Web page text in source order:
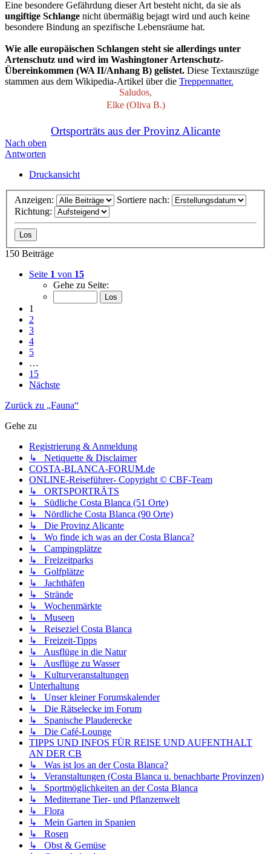
Eine besondere Gefährdung dieser Art besteht nicht, da sie als
ungiftige Schlange nicht übermäßig bejagt wird und auch keine
besondere Bindung an spezifische Lebensräume hat.
Wie alle europäischen Schlangen steht sie allerdings unter
Artenschutz und wird im Washingtoner Artenschutz-
Übereinkommen (WA II/Anhang B) gelistet. Diese Textauszüge
stammen aus dem Wikipedia-Artikel über die Treppennatter.
Saludos,
Elke (Oliva B.)
Ortsporträts aus der Provinz Alicante
Nach oben
Antworten
Druckansicht
Anzeigen:
Sortiere nach:
Richtung:
150 Beiträge
Seite 1 von 15
Gehe zu Seite:
1
2
3
4
5
…
15
Nächste
Zurück zu „Fauna“
Gehe zu
Registrierung & Anmeldung
↳ Netiquette & Disclaimer
COSTA-BLANCA-FORUM.de
ONLINE-Reiseführer- Copyright © CBF-Team
↳ ORTSPORTRÄTS
↳ Südliche Costa Blanca (51 Orte)
↳ Nördliche Costa Blanca (90 Orte)
↳ Die Provinz Alicante
↳ Wo finde ich was an der Costa Blanca?
↳ Campingplätze
↳ Freizeitparks
↳ Golfplätze
↳ Jachthäfen
↳ Strände
↳ Wochenmärkte
↳ Museen
↳ Reiseziel Costa Blanca
↳ Freizeit-Tipps
↳ Ausflüge in die Natur
↳ Ausflüge zu Wasser
↳ Kulturveranstaltungen
Unterhaltung
↳ Unser kleiner Forumskalender
↳ Die Rätselecke im Forum
↳ Spanische Plauderecke
↳ Die Café-Lounge
TIPPS UND INFOS FÜR REISE UND AUFENTHALT
AN DER CB
↳ Was ist los an der Costa Blanca?
↳ Veranstaltungen (Costa Blanca u. benachbarte Provinzen)
↳ Sportmöglichkeiten an der Costa Blanca
↳ Mediterrane Tier- und Pflanzenwelt
↳ Flora
↳ Mein Garten in Spanien
↳ Rosen
↳ Obst & Gemüse